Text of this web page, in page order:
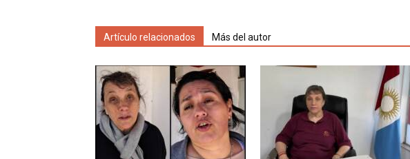
Artículo relacionados Más del autor